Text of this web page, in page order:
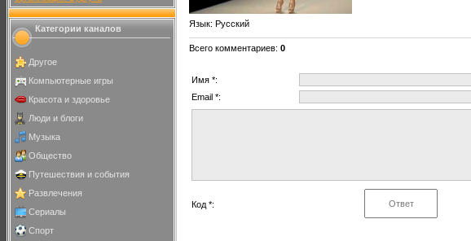
Категории каналов
Другое
Компьютерные игры
Красота и здоровье
Люди и блоги
Музыка
Общество
Путешествия и события
Развлечения
Сериалы
Спорт
Язык: Русский
Всего комментариев: 0
Имя *:
Email *:
Код *: